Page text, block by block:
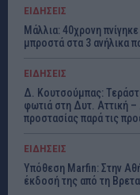
ΕΙΔΗΣΕΙΣ
Μάλλια: 40χρονη
μπροστά στα 3 ανήλικα
ΕΙΔΗΣΕΙΣ
Δ. Κουτσούμπας:
φωτιά στη Δυτ. Αττική
προστασίας παρά τις
ΕΙΔΗΣΕΙΣ
Υπόθεση Marfin: Στην
έκδοσή της από τη